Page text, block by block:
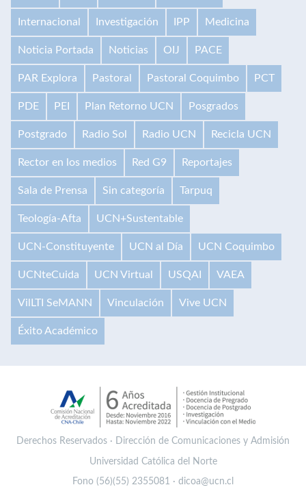
Internacional Investigación IPP Medicina
Noticia Portada Noticias OIJ PACE
PAR Explora Pastoral Pastoral Coquimbo PCT
PDE PEI Plan Retorno UCN Posgrados
Postgrado Radio Sol Radio UCN Recicla UCN
Rector en los medios Red G9 Reportajes
Sala de Prensa Sin categoría Tarpuq
Teología-Afta UCN+Sustentable
UCN-Constituyente UCN al Día UCN Coquimbo
UCNteCuida UCN Virtual USQAI VAEA
VilLTI SeMANN Vinculación Vive UCN
Éxito Académico
Derechos Reservados · Dirección de Comunicaciones y Admisión
Universidad Católica del Norte
Fono (56)(55) 2355081 · dicoa@ucn.cl